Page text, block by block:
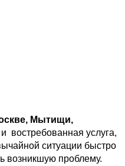
Мытищи,
востребованная услуга,